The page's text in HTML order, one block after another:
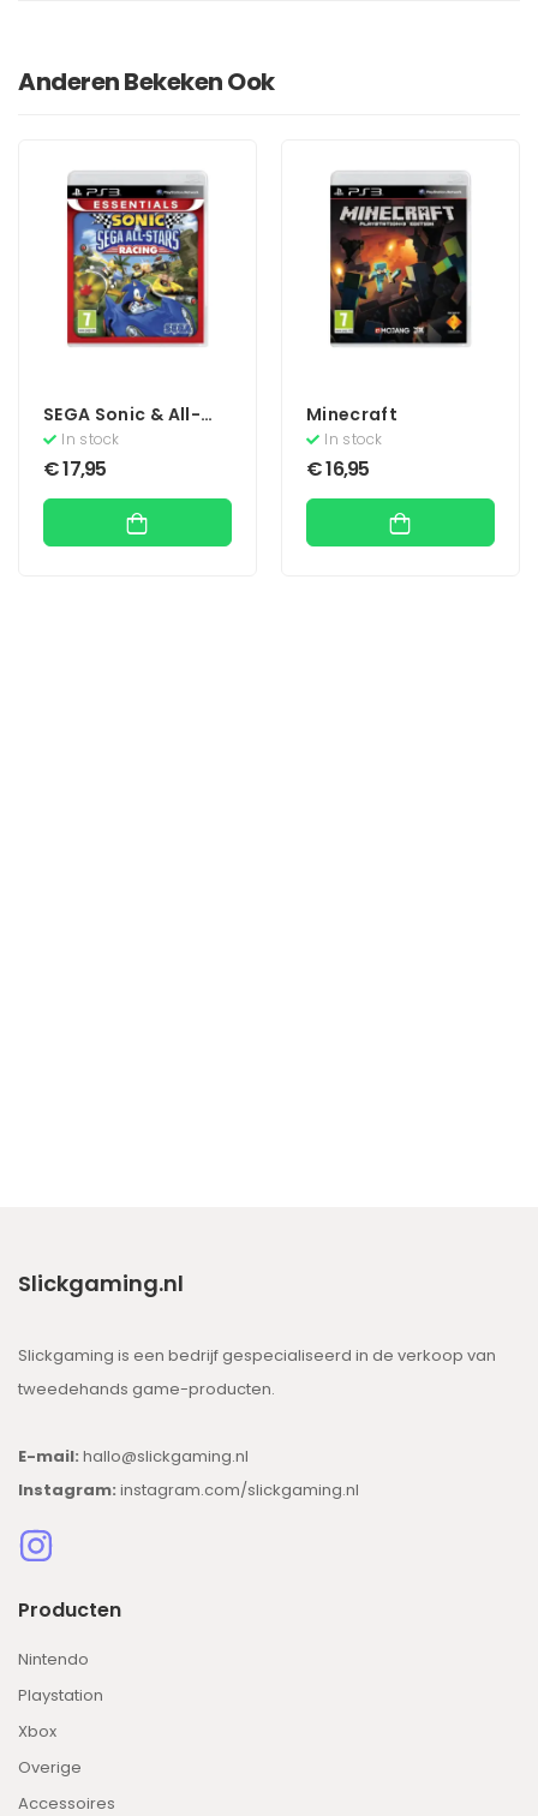
Anderen Bekeken Ook
SEGA Sonic & All-
Stars Racing
(Essentials)
In stock
€17,95
Minecraft
In stock
€16,95
Slickgaming.nl
Slickgaming is een bedrijf gespecialiseerd in de verkoop van
tweedehands game-producten.
E-mail: hallo@slickgaming.nl
Instagram: instagram.com/slickgaming.nl
Producten
Nintendo
Playstation
Xbox
Overige
Accessoires